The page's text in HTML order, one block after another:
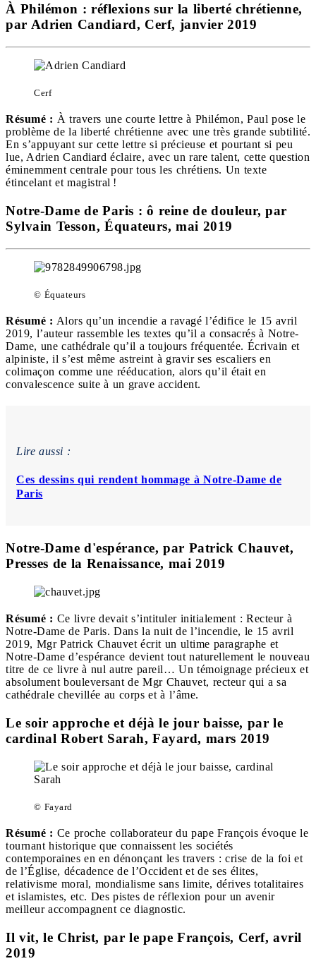
À Philémon : réflexions sur la liberté chrétienne,
par Adrien Candiard, Cerf, janvier 2019
Cerf
Résumé : À travers une courte lettre à Philémon, Paul pose le
problème de la liberté chrétienne avec une très grande subtilité.
En s’appuyant sur cette lettre si précieuse et pourtant si peu
lue, Adrien Candiard éclaire, avec un rare talent, cette question
éminemment centrale pour tous les chrétiens. Un texte
étincelant et magistral !
Notre-Dame de Paris : ô reine de douleur, par
Sylvain Tesson, Équateurs, mai 2019
© Équateurs
Résumé : Alors qu’un incendie a ravagé l’édifice le 15 avril
2019, l’auteur rassemble les textes qu’il a consacrés à Notre-
Dame, une cathédrale qu’il a toujours fréquentée. Écrivain et
alpiniste, il s’est même astreint à gravir ses escaliers en
colimaçon comme une rééducation, alors qu’il était en
convalescence suite à un grave accident.
Lire aussi :
Ces dessins qui rendent hommage à Notre-Dame de
Paris
Notre-Dame d'espérance, par Patrick Chauvet,
Presses de la Renaissance, mai 2019
Résumé : Ce livre devait s’intituler initialement : Recteur à
Notre-Dame de Paris. Dans la nuit de l’incendie, le 15 avril
2019, Mgr Patrick Chauvet écrit un ultime paragraphe et
Notre-Dame d’espérance devient tout naturellement le nouveau
titre de ce livre à nul autre pareil… Un témoignage précieux et
absolument bouleversant de Mgr Chauvet, recteur qui a sa
cathédrale chevillée au corps et à l’âme.
Le soir approche et déjà le jour baisse, par le
cardinal Robert Sarah, Fayard, mars 2019
© Fayard
Résumé : Ce proche collaborateur du pape François évoque le
tournant historique que connaissent les sociétés
contemporaines en en dénonçant les travers : crise de la foi et
de l’Église, décadence de l’Occident et de ses élites,
relativisme moral, mondialisme sans limite, dérives totalitaires
et islamistes, etc. Des pistes de réflexion pour un avenir
meilleur accompagnent ce diagnostic.
Il vit, le Christ, par le pape François, Cerf, avril
2019